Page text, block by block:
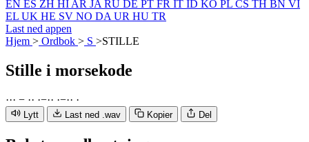
EN ES ZH HI AR JA RU DE PT FR IT ID KO PL CS TH BN VI
EL UK HE SV NO DA UR HU TR
Last ned appen
Hjem > Ordbok > S >STILLE
Stille i morsekode
··· − ·· ·−·· ·−·· ·
Lytt Last ned .wav Kopier Del